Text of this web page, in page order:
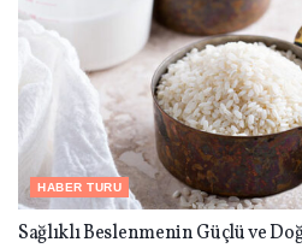
HABER TURU
Sağlıklı Beslenmenin Güçlü ve